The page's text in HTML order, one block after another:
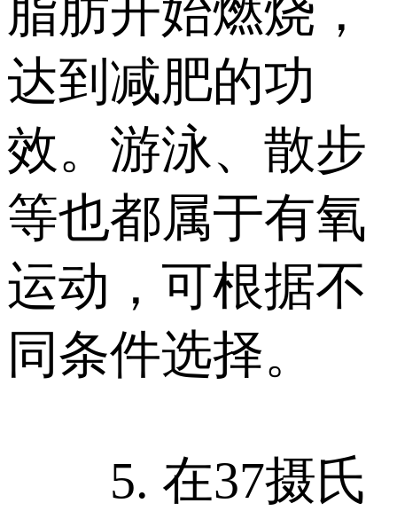
脂肪开始燃烧，
达到减肥的功
效。游泳、散步
等也都属于有氧
运动，可根据不
同条件选择。
5. 在37摄氏